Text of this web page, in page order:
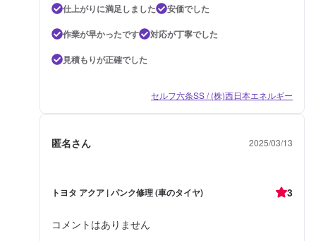
仕上がりに満足しました
安価でした
作業が早かったです
対応が丁寧でした
見積もりが正確でした
セルフ六条SS / (株)西日本エネルギー
匿名さん 2025/03/13
トヨタ アクア | パンク修理 (車のタイヤ) 3
コメントはありません